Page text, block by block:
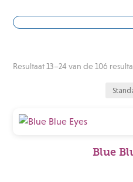
Resultaat 13–24 van de 106
Blue